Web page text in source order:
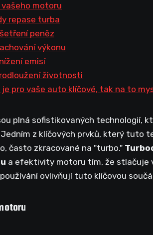
vašeho motoru
repase turba
peněz
výkonu
emisí
životnosti
je pro vaše auto klíčové, tak na to
plná sofistikovaných technologií,
z klíčových prvků, který tuto
často zkracované na "turbo."
a efektivity motoru tím, že stlačuje
ovlivňují tuto klíčovou